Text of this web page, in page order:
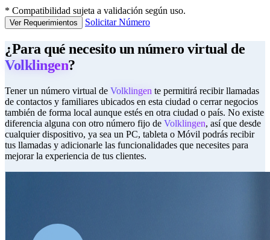
* Compatibilidad sujeta a validación según uso.
Ver Requerimientos Solicitar Número
¿Para qué necesito un número virtual de
Volklingen?
Tener un número virtual de Volklingen te permitirá recibir llamadas
de contactos y familiares ubicados en esta ciudad o cerrar negocios
también de forma local aunque estés en otra ciudad o país. No existe
diferencia alguna con otro número fijo de Volklingen, así que desde
cualquier dispositivo, ya sea un PC, tableta o Móvil podrás recibir
tus llamadas y adicionarle las funcionalidades que necesites para
mejorar la experiencia de tus clientes.